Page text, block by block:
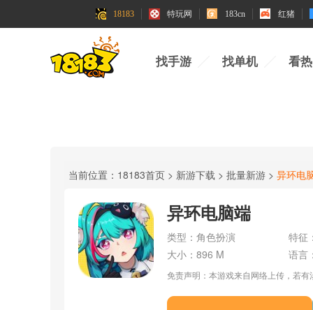
18183 特玩网 183cn 红猪
找手游 找单机 看
当前位置： 18183首页 > 新游下载 > 批量新游 > 异环电
异环电脑端
类型： 角色扮演
特征
大小： 896 M 语言
免责声明：本游戏来自网络上传，若